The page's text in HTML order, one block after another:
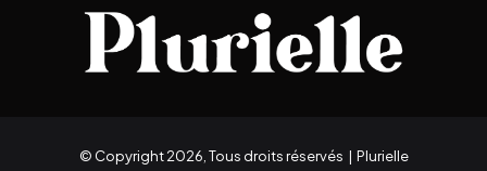
© Copyright 2026, Tous droits réservés | Plurielle